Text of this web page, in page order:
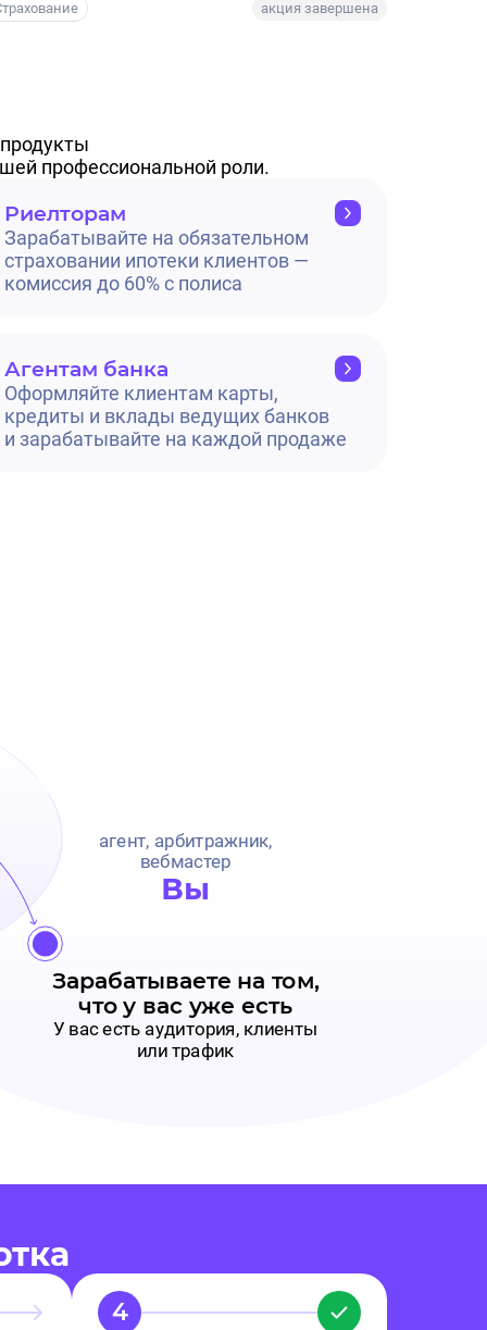
акция завершена
профессиональной роли.
Риелторам
Зарабатывайте на обязательном
страховании ипотеки клиентов —
комиссия до 60% с полиса
Агентам банка
Оформляйте клиентам карты,
кредиты и вклады ведущих банков
и зарабатывайте на каждой продаже
агент, арбитражник,
вебмастер
Вы
Зарабатываете на том,
что у вас уже есть
У вас есть аудитория, клиенты
или трафик
4